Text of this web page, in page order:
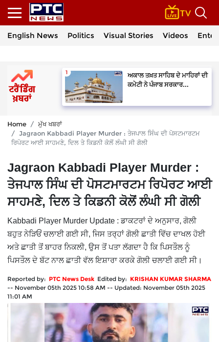
English News Politics Visual Stories Videos
ਅਕਾਲ ਤਖ਼ਤ ਸਾਹਿਬ ਦੇ ਮਾਹਿਰਾਂ ਦੀ
ਕਮੇਟੀ ਨੇ ਪੰਜਾਬ ਸਰਕਾਰ...
Home
ਮੁੱਖ ਖਬਰਾਂ
Jagraon Kabbadi Player Murder : ਤੇਜਪਾਲ ਸਿੰਘ ਦੀ ਪੋਸਟਮਾਰਟਮ
ਰਿਪੋਰਟ ਆਈ ਸਾਹਮਣੇ, ਦਿਲ ਤੇ ਕਿਡਨੀ ਕੋਲੋਂ ਲੰਘੀ ਸੀ ਗੋਲੀ
Jagraon Kabbadi Player Murder :
ਤੇਜਪਾਲ ਸਿੰਘ ਦੀ ਪੋਸਟਮਾਰਟਮ ਰਿਪੋਰਟ ਆਈ
ਸਾਹਮਣੇ, ਦਿਲ ਤੇ ਕਿਡਨੀ ਕੋਲੋਂ ਲੰਘੀ ਸੀ ਗੋਲੀ
Kabbadi Player Murder Update : ਡਾਕਟਰਾਂ ਦੇ ਅਨੁਸਾਰ, ਗੋਲੀ
ਬਹੁਤ ਨੇੜਿਓਂ ਚਲਾਈ ਗਈ ਸੀ, ਜਿਸ ਤਰ੍ਹਾਂ ਗੋਲੀ ਛਾਤੀ ਵਿੱਚ ਦਾਖਲ ਹੋਈ
ਅਤੇ ਛਾਤੀ ਤੋਂ ਬਾਹਰ ਨਿਕਲੀ, ਉਸ ਤੋਂ ਪਤਾ ਲੱਗਦਾ ਹੈ ਕਿ ਪਿਸਤੌਲ ਨੂੰ
ਪਿਸਤੌਲ ਦੇ ਬੱਟ ਨਾਲ ਛਾਤੀ ਵੱਲ ਇਸ਼ਾਰਾ ਕਰਕੇ ਗੋਲੀ ਚਲਾਈ ਗਈ ਸੀ।
Reported by: PTC News Desk Edited by: KRISHAN KUMAR SHARMA
-- November 05th 2025 10:58 AM -- Updated: November 05th 2025
11:01 AM